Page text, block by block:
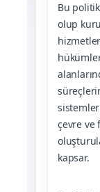
Bu
olup
çevre ve
kapsar.